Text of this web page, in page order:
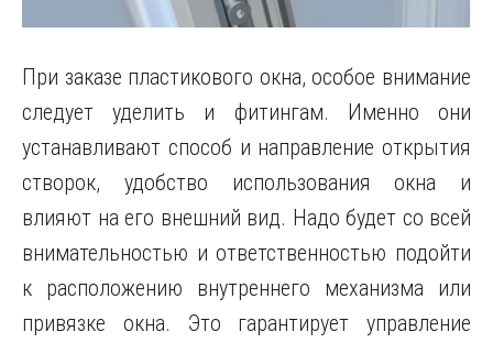
При заказе пластикового окна, особое внимание
следует уделить и фитингам. Именно они
устанавливают способ и направление открытия
створок, удобство использования окна и
влияют на его внешний вид. Надо будет со всей
внимательностью и ответственностью подойти
к расположению внутреннего механизма или
привязке окна. Это гарантирует управление